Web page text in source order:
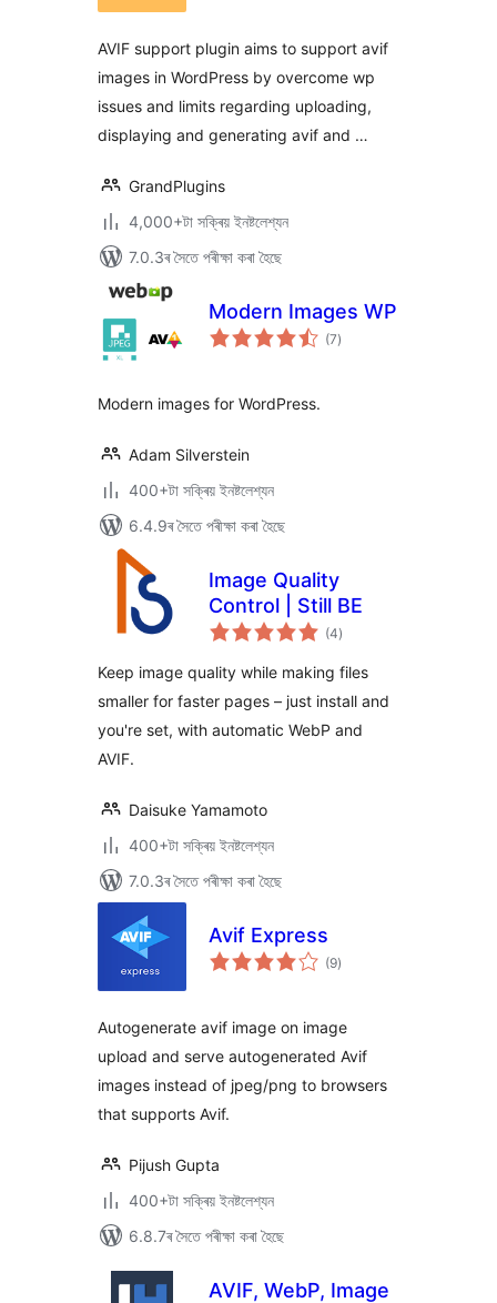
AVIF support plugin aims to support avif
images in WordPress by overcome wp
issues and limits regarding uploading,
displaying and generating avif and …
GrandPlugins
4,000+টা সক্ৰিয় ইনষ্টলেশ্যন
7.0.3ৰ সৈতে পৰীক্ষা কৰা হৈছে
Modern Images WP
(7টা
মুঠ)
Modern images for WordPress.
Adam Silverstein
400+টা সক্ৰিয় ইনষ্টলেশ্যন
6.4.9ৰ সৈতে পৰীক্ষা কৰা হৈছে
Image Quality
Control | Still BE
(4টা
মুঠ)
Keep image quality while making files
smaller for faster pages – just install and
you're set, with automatic WebP and
AVIF.
Daisuke Yamamoto
400+টা সক্ৰিয় ইনষ্টলেশ্যন
7.0.3ৰ সৈতে পৰীক্ষা কৰা হৈছে
Avif Express
(9টা
মুঠ)
Autogenerate avif image on image
upload and serve autogenerated Avif
images instead of jpeg/png to browsers
that supports Avif.
Pijush Gupta
400+টা সক্ৰিয় ইনষ্টলেশ্যন
6.8.7ৰ সৈতে পৰীক্ষা কৰা হৈছে
AVIF, WebP, Image